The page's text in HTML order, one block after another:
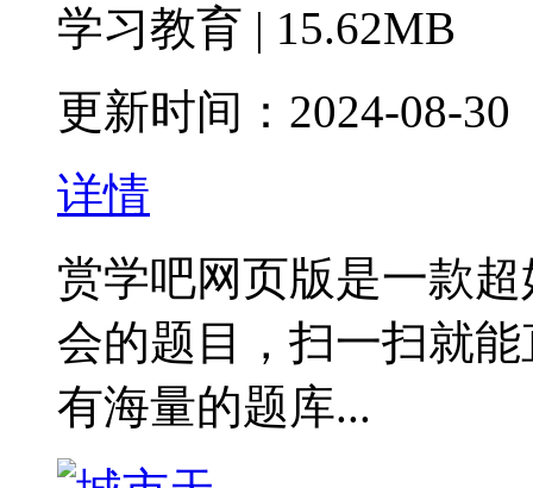
学习教育 | 15.62MB
更新时间：2024-08-30
详情
赏学吧网页版是一款
会的题目，扫一扫就
有海量的题库...